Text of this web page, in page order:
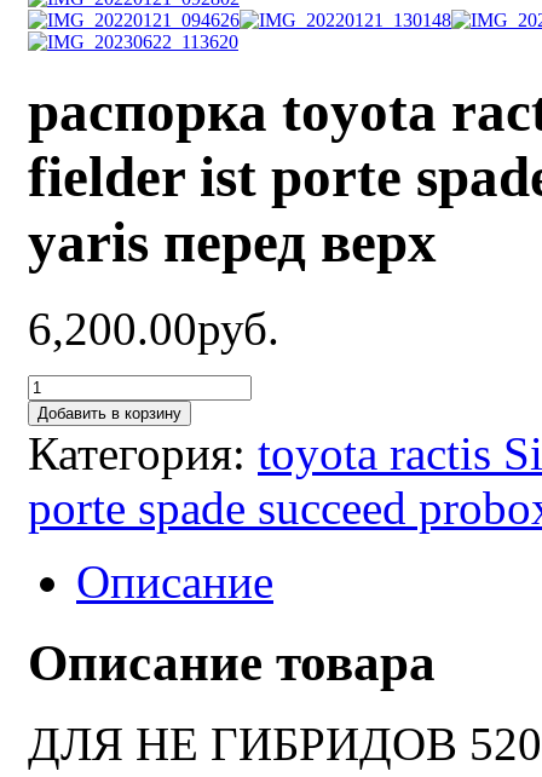
распорка toyota
fielder ist porte
yaris перед верх
6,200.00руб.
Добавить в корзину
Категория: toyota ractis
porte spade succeed
Описание
Описание товара
ДЛЯ НЕ ГИБРИДОВ